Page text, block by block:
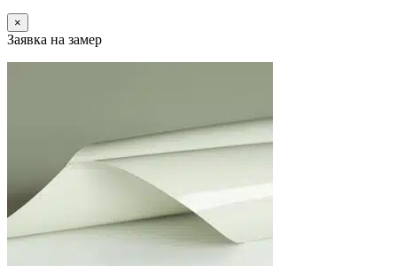
×
Заявка на замер